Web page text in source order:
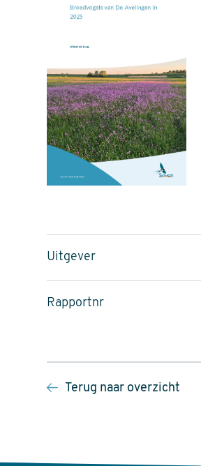
Uitgever
Rapportnr
Terug naar overzicht